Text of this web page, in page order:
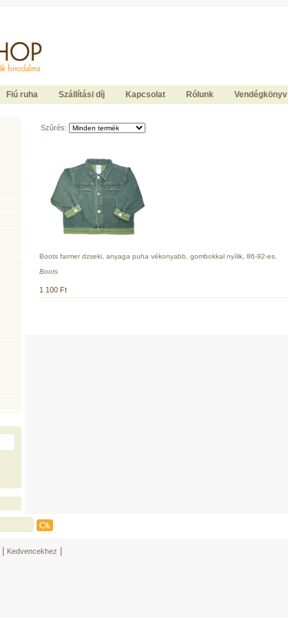
Fiú ruha Szállítási díj Kapcsolat Rólunk Vendégkönyv
Szûrés:
Boots farmer dzseki, anyaga puha vékonyabb, gombokkal nyílik, 86-92-es.
Boots
1 100 Ft
Kedvencekhez